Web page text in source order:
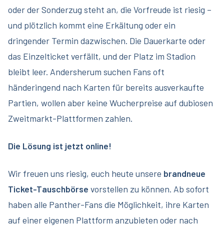
oder der Sonderzug steht an, die Vorfreude ist riesig –
und plötzlich kommt eine Erkältung oder ein
dringender Termin dazwischen. Die Dauerkarte oder
das Einzelticket verfällt, und der Platz im Stadion
bleibt leer. Andersherum suchen Fans oft
händeringend nach Karten für bereits ausverkaufte
Partien, wollen aber keine Wucherpreise auf dubiosen
Zweitmarkt-Plattformen zahlen.
Die Lösung ist jetzt online!
Wir freuen uns riesig, euch heute unsere brandneue
Ticket-Tauschbörse vorstellen zu können. Ab sofort
haben alle Panther-Fans die Möglichkeit, ihre Karten
auf einer eigenen Plattform anzubieten oder nach